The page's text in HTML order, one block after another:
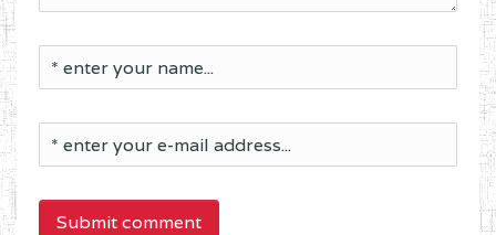
Submit comment